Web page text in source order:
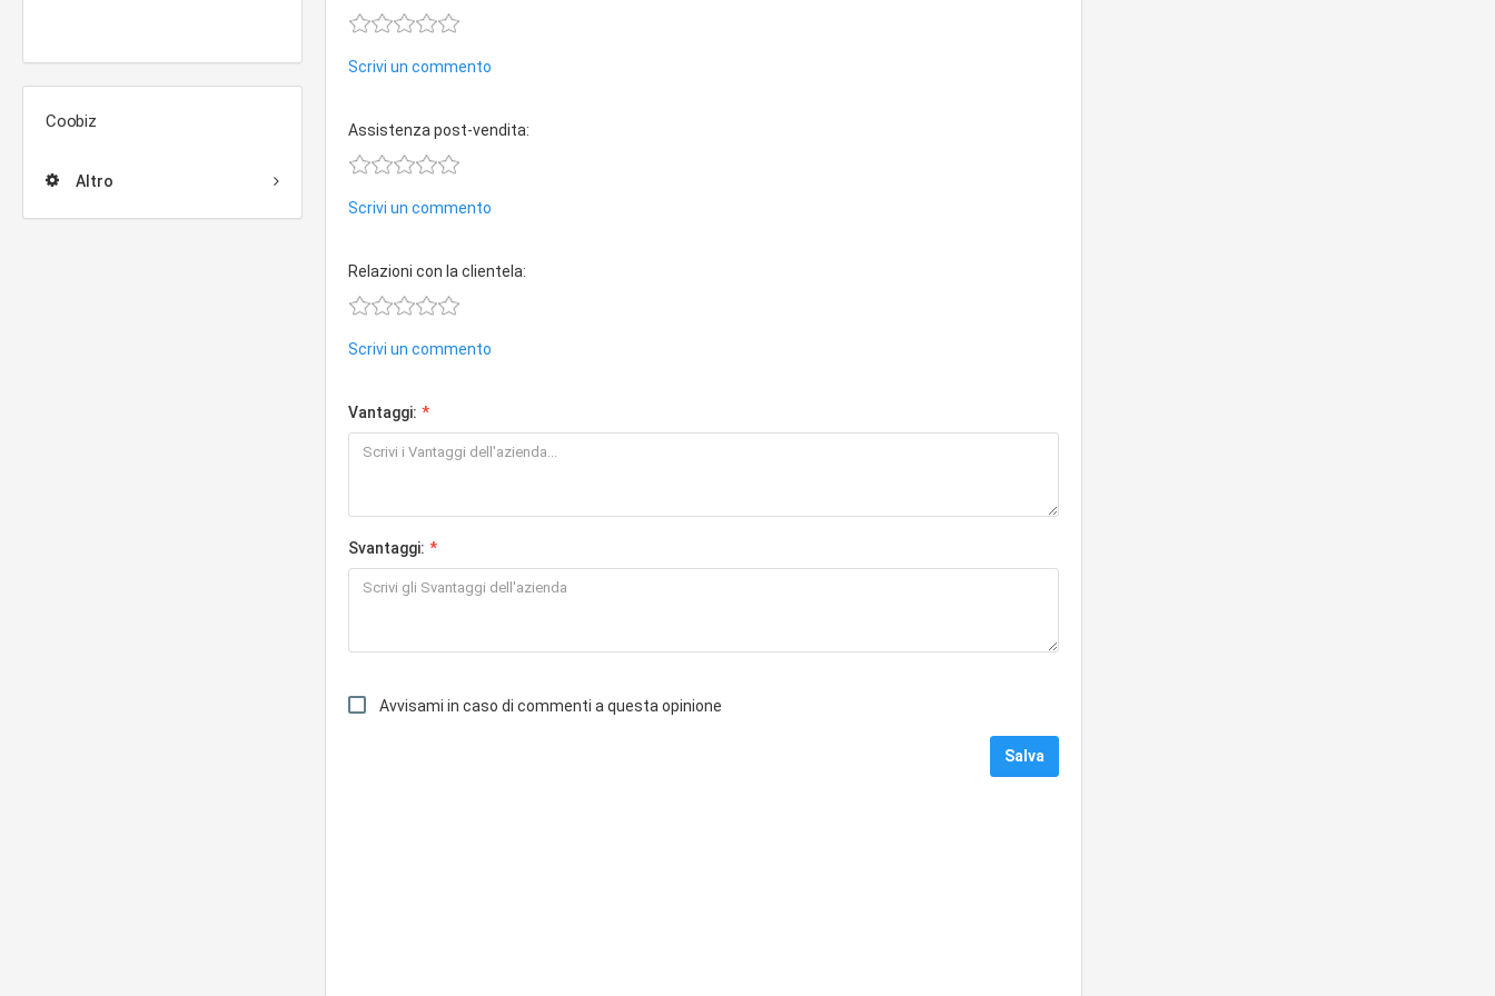
Coobiz
Altro
Scrivi un commento
Assistenza post-vendita:
Scrivi un commento
Relazioni con la clientela:
Scrivi un commento
Vantaggi:
Svantaggi:
Avvisami in caso di commenti a questa opinione